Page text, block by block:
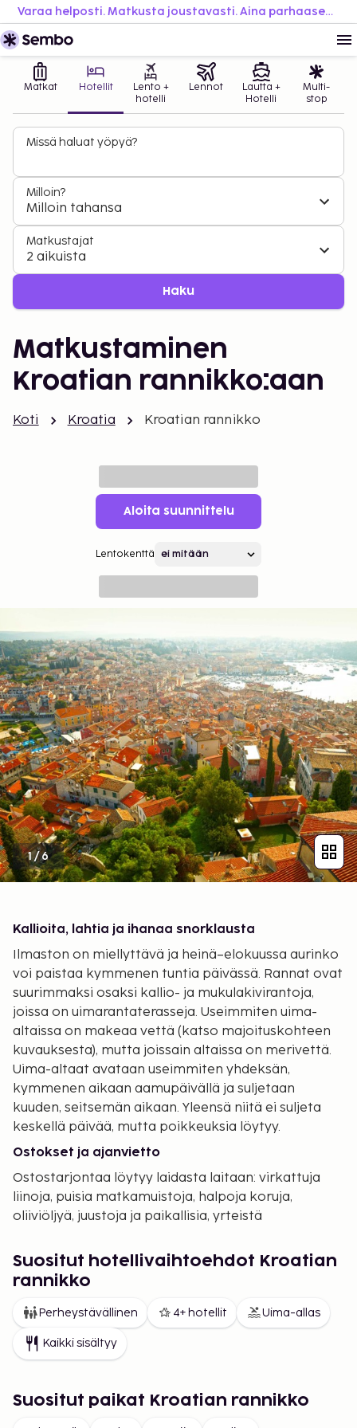
Varaa helposti. Matkusta joustavasti. Aina parhaaseen hintaan.
Matkat Hotellit
Lento +
hotelli
Lennot
Lautta +
Hotelli
Multi-
stop
Missä haluat yöpyä?
Milloin?
Milloin tahansa
Matkustajat
2 aikuista
Haku
Matkustaminen
Kroatian rannikko:aan
Koti Kroatia Kroatian rannikko
Aloita suunnittelu
Lentokenttä
1/6
Kallioita, lahtia ja ihanaa snorklausta
Ilmaston on miellyttävä ja heinä–elokuussa aurinko
voi paistaa kymmenen tuntia päivässä. Rannat ovat
suurimmaksi osaksi kallio- ja mukulakivirantoja,
joissa on uimarantaterasseja. Useimmiten uima-
altaissa on makeaa vettä (katso majoituskohteen
kuvauksesta), mutta joissain altaissa on merivettä.
Uima-altaat avataan useimmiten yhdeksän,
kymmenen aikaan aamupäivällä ja suljetaan
kuuden, seitsemän aikaan. Yleensä niitä ei suljeta
keskellä päivää, mutta poikkeuksia löytyy.
Ostokset ja ajanvietto
Ostostarjontaa löytyy laidasta laitaan: virkattuja
liinoja, puisia matkamuistoja, halpoja koruja,
oliiviöljyä, juustoja ja paikallisia, yrteistä
monissa paikoissa rannikolla ja sisämaassa - niillä
käyminen on mielenkiintoinen kokemus. Istrian
etenkin kaduilla ja toreilla, satamissa ja muista
paikoissa, jonne kerääntyy turisteja. Jos pidät
modernista taiteesta, kannattaa käydä
Labinista. Tarjolla on myös runsaasti
Suositut hotellivaihtoehdot Kroatian
rannikko
Perheystävällinen 4+ hotellit Uima-allas
Kaikki sisältyy
Suositut paikat Kroatian rannikko